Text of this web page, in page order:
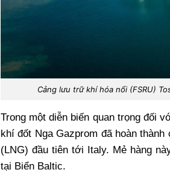
Cảng lưu trữ khí hóa nổi (FSRU)
Trong một diễn biến quan trọng đối
khí đốt Nga Gazprom đã hoàn
(LNG) đầu tiên tới Italy. Mẻ hàng
tại Biển Baltic.